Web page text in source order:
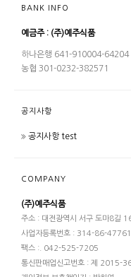
BANK INFO
예금주 : (주)예주식품
하나은행 641-910004-64204
농협 301-0232-382571
공지사항
공지사항 test
COMPANY
(주)예주식품
주소 : 대전광역시 서구 도마8길
사업자등록번호 : 314-86-47761
팩스 :. 042-525-7205
통신판매업신고번호 : 제